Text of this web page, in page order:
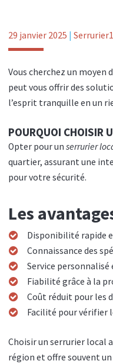
29 janvier 2025
Vous cherchez un moyen
peut vous offrir des
l’esprit tranquille en un
POURQUOI CHOISIR
Opter pour un serrurier
quartier, assurant une
pour votre sécurité.
Les
Disponibilité rapide
Connaissance des
Service personnalisé
Fiabilité grâce à la
Coût réduit pour les
Facilité pour vérifier
Choisir un serrurier local
région et offre souvent